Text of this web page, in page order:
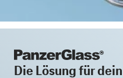
Die Lösung für